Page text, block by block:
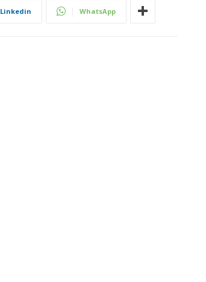
Linkedin WhatsApp